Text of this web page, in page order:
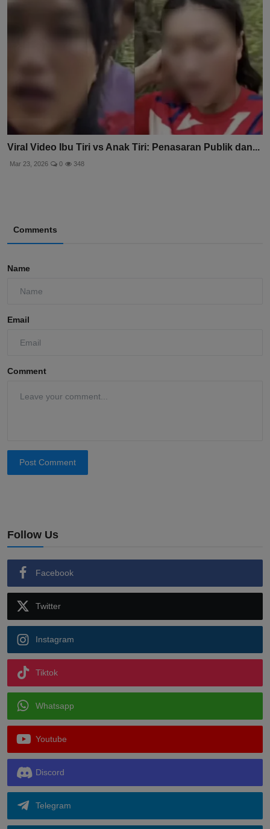
Viral Video Ibu Tiri vs Anak Tiri: Penasaran Publik dan...
Mar 23, 2026 0 348
Comments
Name
Email
Comment
Post Comment
Follow Us
Facebook
Twitter
Instagram
Tiktok
Whatsapp
Youtube
Discord
Telegram